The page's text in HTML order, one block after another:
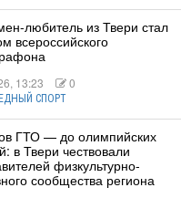
любитель из Твери стал
всероссийского
13:23 0
СПОРТ
ГТО — до олимпийских
в Твери чествовали
физкультурно-
сообщества региона